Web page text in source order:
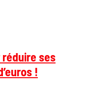
réduire ses
!